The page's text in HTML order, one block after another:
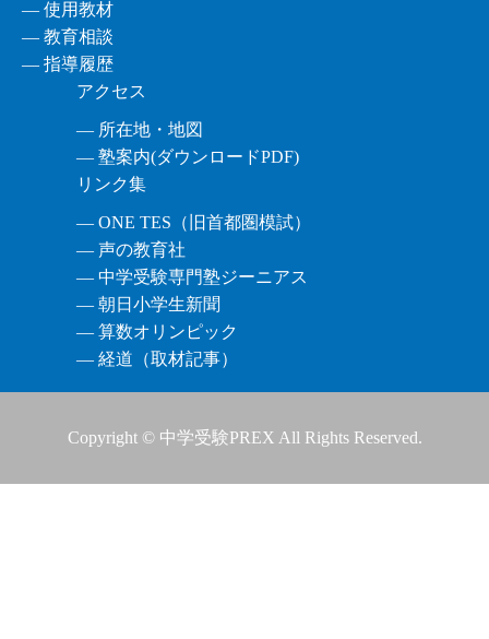
― 使用教材
― 教育相談
― 指導履歴
アクセス
― 所在地・地図
― 塾案内(ダウンロードPDF)
リンク集
― ONE TES（旧首都圏模試）
― 声の教育社
― 中学受験専門塾ジーニアス
― 朝日小学生新聞
― 算数オリンピック
― 経道（取材記事）
Copyright © 中学受験PREX All Rights Reserved.